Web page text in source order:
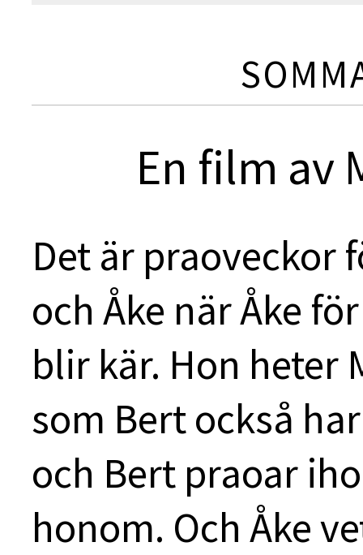
En film av
Det är praoveckor
och Åke när Åke
blir kär. Hon heter
som Bert också
och Bert praoar
honom. Och Åke